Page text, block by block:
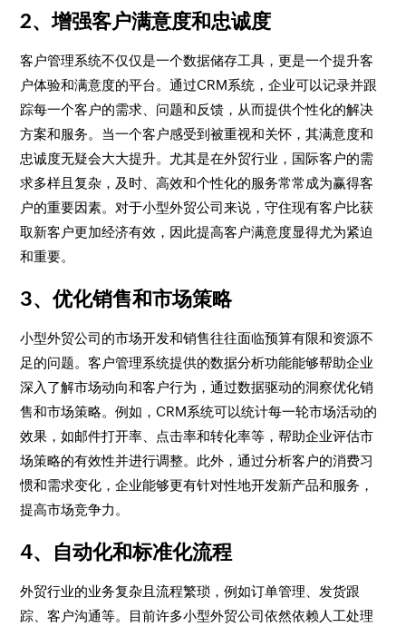
2、增强客户满意度和忠诚度
客户管理系统不仅仅是一个数据储存工具，更是一个提升客
户体验和满意度的平台。通过CRM系统，企业可以记录并跟
踪每一个客户的需求、问题和反馈，从而提供个性化的解决
方案和服务。当一个客户感受到被重视和关怀，其满意度和
忠诚度无疑会大大提升。尤其是在外贸行业，国际客户的需
求多样且复杂，及时、高效和个性化的服务常常成为赢得客
户的重要因素。对于小型外贸公司来说，守住现有客户比获
取新客户更加经济有效，因此提高客户满意度显得尤为紧迫
和重要。
3、优化销售和市场策略
小型外贸公司的市场开发和销售往往面临预算有限和资源不
足的问题。客户管理系统提供的数据分析功能能够帮助企业
深入了解市场动向和客户行为，通过数据驱动的洞察优化销
售和市场策略。例如，CRM系统可以统计每一轮市场活动的
效果，如邮件打开率、点击率和转化率等，帮助企业评估市
场策略的有效性并进行调整。此外，通过分析客户的消费习
惯和需求变化，企业能够更有针对性地开发新产品和服务，
提高市场竞争力。
4、自动化和标准化流程
外贸行业的业务复杂且流程繁琐，例如订单管理、发货跟
踪、客户沟通等。目前许多小型外贸公司依然依赖人工处理